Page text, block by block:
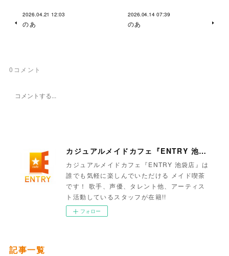
2026.04.21 12:03
のあ
2026.04.14 07:39
のあ
0 コメント
カジュアルメイドカフェ『ENTRY 池袋店』
カジュアルメイドカフェ『ENTRY 池袋店』は
誰でも気軽に楽しんでいただける メイド喫茶
です！ 歌手、声優、タレント他、アーティス
ト活動しているスタッフが在籍!!
フォロー
記事一覧